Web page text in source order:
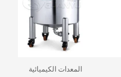
المعدات الكيميائية